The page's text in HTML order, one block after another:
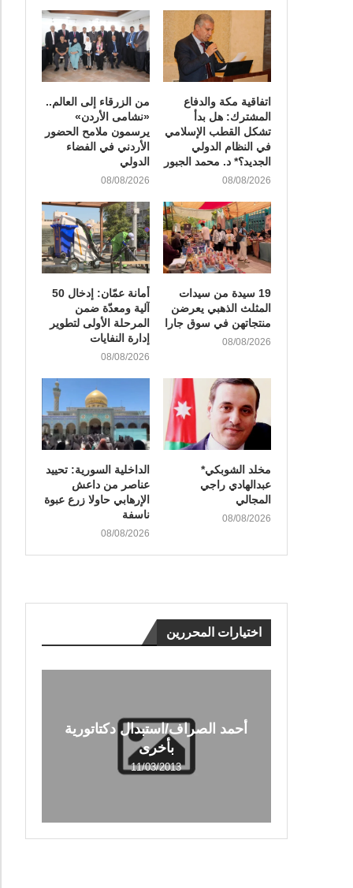
اتفاقية مكة والدفاع
المشترك: هل بدأ
تشكل القطب الإسلامي
في النظام الدولي
الجديد؟* د. محمد الجبور
08/08/2026
من الزرقاء إلى العالم..
«نشامى الأردن»
يرسمون ملامح الحضور
الأردني في الفضاء
الدولي
08/08/2026
19 سيدة من سيدات
المثلث الذهبي يعرضن
منتجاتهن في سوق جارا
08/08/2026
أمانة عمّان: إدخال 50
آلية ومعدّة ضمن
المرحلة الأولى لتطوير
إدارة النفايات
08/08/2026
مخلد الشوبكي*
عبدالهادي راجي
المجالي
08/08/2026
الداخلية السورية: تحييد
عناصر من داعش
الإرهابي حاولا زرع عبوة
ناسفة
08/08/2026
اختيارات المحررين
أحمد الصراف/استبدال دكتاتورية
بأخرى
11/03/2013